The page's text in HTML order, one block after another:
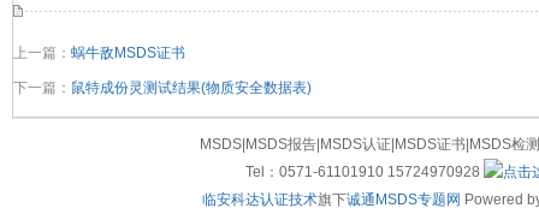
上一篇： 蜗牛敌MSDS证书
下一篇： 鼠特成份灵测试结果(物质安全数据表)
MSDS|MSDS报告|MSDS认证|MSDS证书|MSDS检
Tel：0571-61101910 15724970928
临安科达认证技术旗下诚通MSDS专题网 Powered